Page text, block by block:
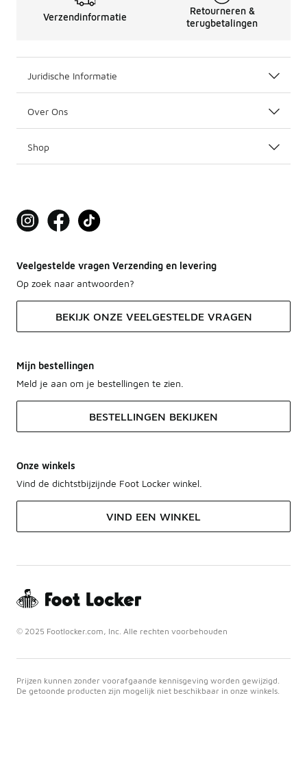
Verzendinformatie
Retourneren &
terugbetalingen
Juridische Informatie
Over Ons
Shop
Veelgestelde vragen Verzending en levering
Op zoek naar antwoorden?
BEKIJK ONZE VEELGESTELDE VRAGEN
Mijn bestellingen
Meld je aan om je bestellingen te zien.
BESTELLINGEN BEKIJKEN
Onze winkels
Vind de dichtstbijzijnde Foot Locker winkel.
VIND EEN WINKEL
© 2025 Footlocker.com, Inc. Alle rechten voorbehouden
Prijzen kunnen zonder voorafgaande kennisgeving worden gewijzigd.
De getoonde producten zijn mogelijk niet beschikbaar in onze winkels.